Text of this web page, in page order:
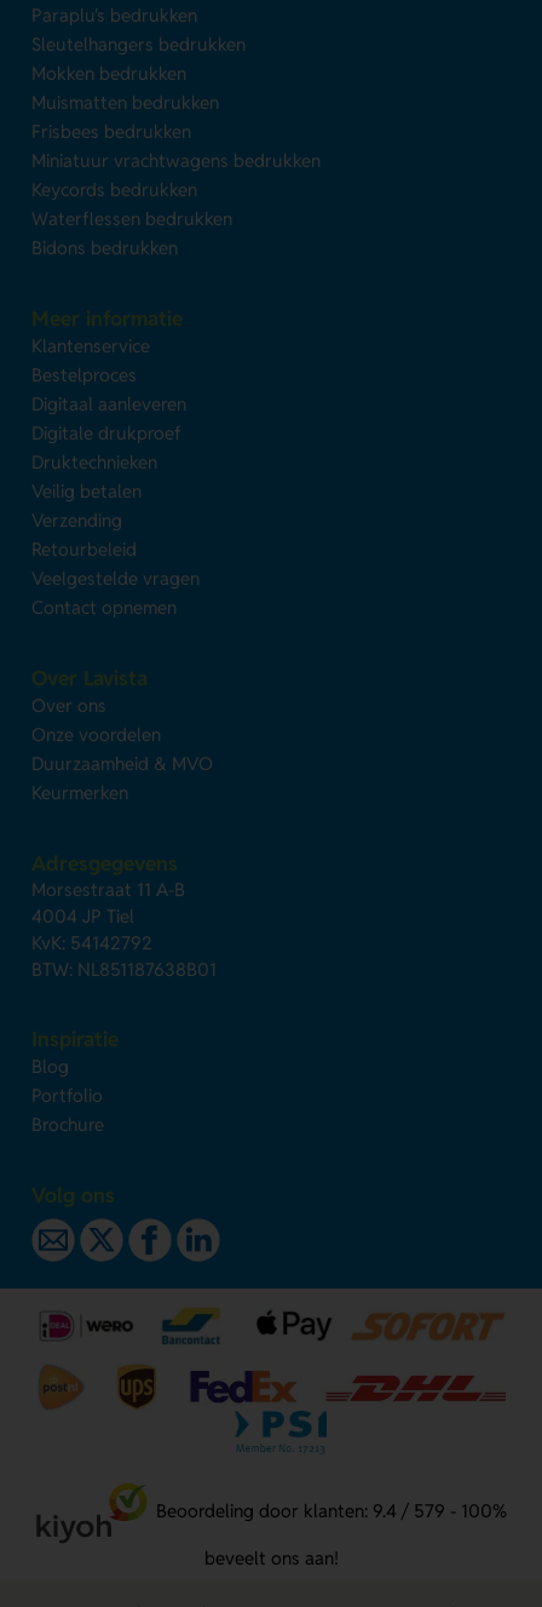
Paraplu's bedrukken
Sleutelhangers bedrukken
Mokken bedrukken
Muismatten bedrukken
Frisbees bedrukken
Miniatuur vrachtwagens bedrukken
Keycords bedrukken
Waterflessen bedrukken
Bidons bedrukken
Meer informatie
Klantenservice
Bestelproces
Digitaal aanleveren
Digitale drukproef
Druktechnieken
Veilig betalen
Verzending
Retourbeleid
Veelgestelde vragen
Contact opnemen
Over Lavista
Over ons
Onze voordelen
Duurzaamheid & MVO
Keurmerken
Adresgegevens
Morsestraat 11 A-B
4004 JP Tiel
KvK: 54142792
BTW: NL851187638B01
Inspiratie
Blog
Portfolio
Brochure
Volg ons
Beoordeling door klanten: 9.4 / 579 - 100%
beveelt ons aan!